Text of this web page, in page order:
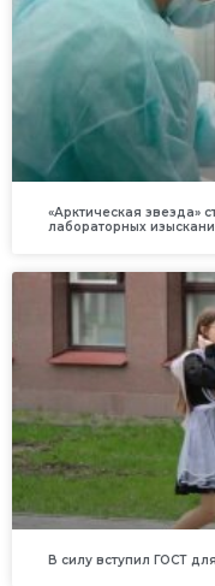
«Арктическая звезда»
лабораторных
В силу вступил ГОСТ